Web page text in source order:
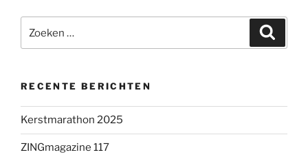
naar:
RECENTE BERICHTEN
Kerstmarathon 2025
ZINGmagazine 117